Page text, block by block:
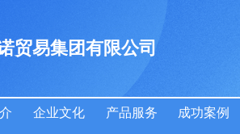
贸易集团有限公司
企业文化 产品服务 成功案例